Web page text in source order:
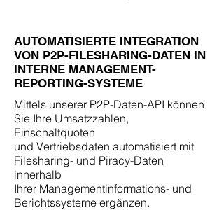
AUTOMATISIERTE INTEGRATION
VON P2P-FILESHARING-DATEN IN
INTERNE MANAGEMENT-
REPORTING-SYSTEME
Mittels unserer P2P-Daten-API können
Sie Ihre Umsatzzahlen,
Einschaltquoten
und Vertriebsdaten automatisiert mit
Filesharing- und Piracy-Daten
innerhalb
Ihrer Managementinformations- und
Berichtssysteme ergänzen.